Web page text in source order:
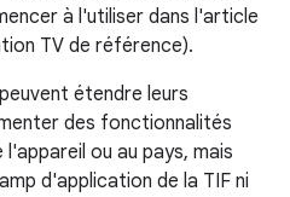
à l'utiliser dans l'article
TV de référence).
étendre leurs
des fonctionnalités
ou au pays, mais
d'application de la TIF ni